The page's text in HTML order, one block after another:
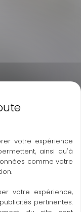
votre expérience
ainsi qu'à
comme votre
votre expérience,
pertinentes.